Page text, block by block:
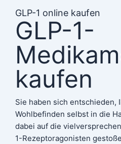
GLP-1 online kaufen
GLP-1-
kaufen
Sie haben sich entschieden,
Wohlbefinden selbst in die
dabei auf die
1-Rezeptoragonisten